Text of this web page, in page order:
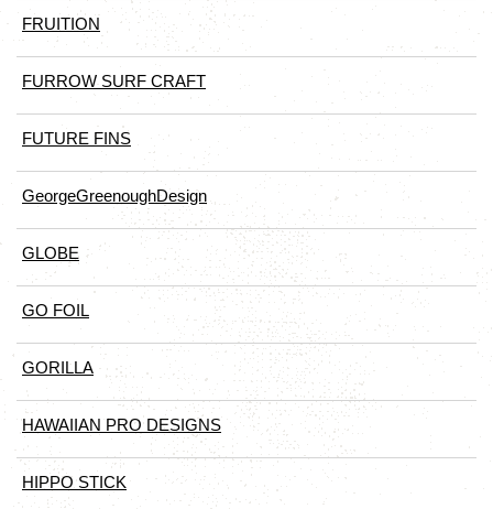
FRUITION
FURROW SURF CRAFT
FUTURE FINS
GeorgeGreenoughDesign
GLOBE
GO FOIL
GORILLA
HAWAIIAN PRO DESIGNS
HIPPO STICK